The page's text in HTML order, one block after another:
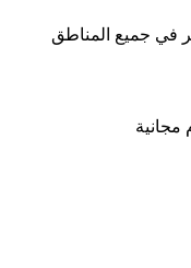
في جميع المناطق
مجانية